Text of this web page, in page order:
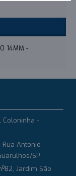
14MM -
Coloninha -
- Rua Antonio
SP
Jardim São